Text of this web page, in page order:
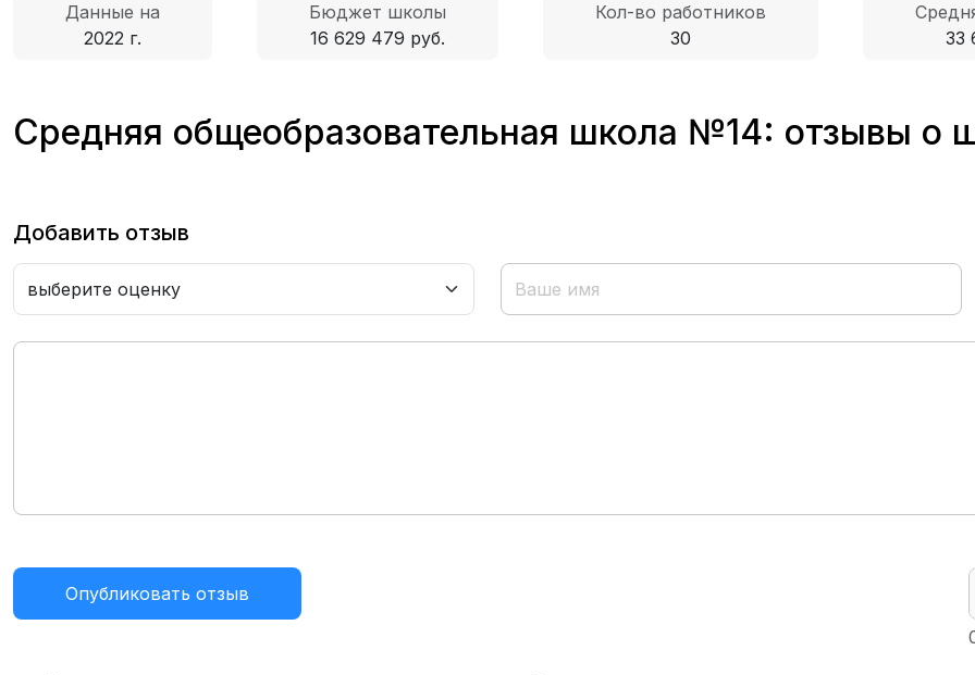
Данные на
2022 г.
Бюджет школы
16 629 479 руб.
Кол-во работников
30
33
Средняя общеобразовательная школа №14: отзывы о
Добавить отзыв
Опубликовать отзыв